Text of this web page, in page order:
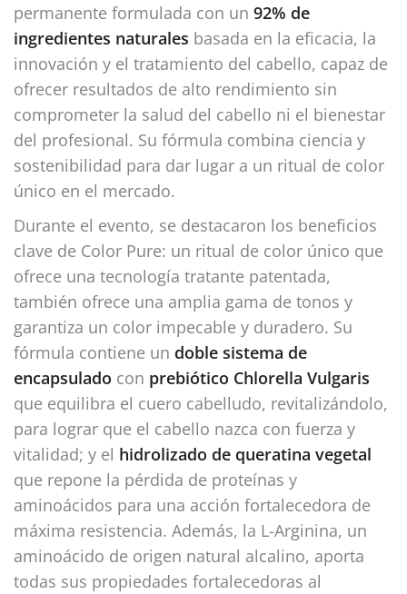
permanente formulada con un 92% de
ingredientes naturales basada en la eficacia, la
innovación y el tratamiento del cabello, capaz de
ofrecer resultados de alto rendimiento sin
comprometer la salud del cabello ni el bienestar
del profesional. Su fórmula combina ciencia y
sostenibilidad para dar lugar a un ritual de color
único en el mercado.
Durante el evento, se destacaron los beneficios
clave de Color Pure: un ritual de color único que
ofrece una tecnología tratante patentada,
también ofrece una amplia gama de tonos y
garantiza un color impecable y duradero. Su
fórmula contiene un doble sistema de
encapsulado con prebiótico Chlorella Vulgaris
que equilibra el cuero cabelludo, revitalizándolo,
para lograr que el cabello nazca con fuerza y
vitalidad; y el hidrolizado de queratina vegetal
que repone la pérdida de proteínas y
aminoácidos para una acción fortalecedora de
máxima resistencia. Además, la L-Arginina, un
aminoácido de origen natural alcalino, aporta
todas sus propiedades fortalecedoras al